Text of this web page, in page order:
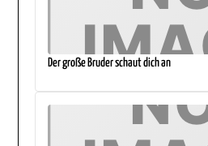
Der große Bruder schaut dich an